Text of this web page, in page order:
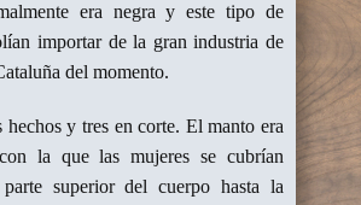
era negra y este tipo de
importar de la gran industria de
del momento.
hechos y tres en corte. El manto era
la que las mujeres se cubrían
superior del cuerpo hasta la